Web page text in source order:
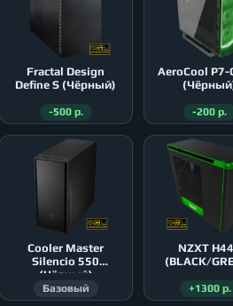
Fractal Design
Define S (Чёрный)
-500 р.
AeroСool P7-
-200 р.
Cooler Master
Silencio 550
(Чёрный)
Базовый
NZXT
(BLACK/
+1300 р.